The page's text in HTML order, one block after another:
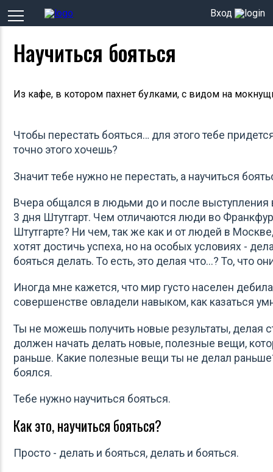
Вход
Научиться бояться
Из кафе, в котором пахнет булками, с видом на
Чтобы перестать бояться… для этого тебе
точно этого хочешь?
Значит тебе нужно не перестать, а научиться
Вчера общался в людьми до и после выступления
3 дня Штутгарт. Чем отличаются люди во
Штутгарте? Ни чем, так же как и от людей в
хотят достичь успеха, но на особых условиях -
бояться делать. То есть, это делая что...? То, что
Иногда мне кажется, что мир густо населен
совершенстве овладели навыком, как казаться
Ты не можешь получить новые результаты, делая
должен начать делать новые, полезные вещи,
раньше. Какие полезные вещи ты не делал
боялся.
Тебе нужно научиться бояться.
Как это, научиться бояться?
Просто - делать и бояться, делать и бояться.